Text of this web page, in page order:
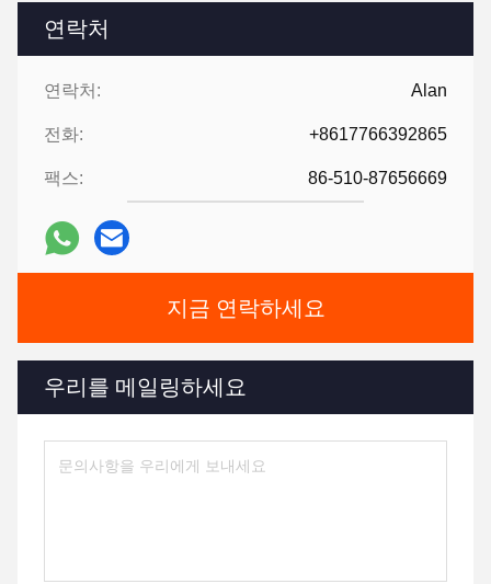
연락처
연락처: Alan
전화: +8617766392865
팩스: 86-510-87656669
지금 연락하세요
우리를 메일링하세요